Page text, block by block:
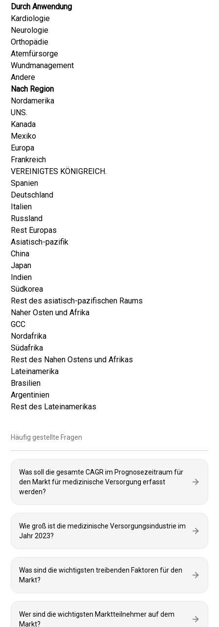
Durch Anwendung
Kardiologie
Neurologie
Orthopädie
Atemfürsorge
Wundmanagement
Andere
Nach Region
Nordamerika
UNS.
Kanada
Mexiko
Europa
Frankreich
VEREINIGTES KÖNIGREICH.
Spanien
Deutschland
Italien
Russland
Rest Europas
Asiatisch-pazifik
China
Japan
Indien
Südkorea
Rest des asiatisch-pazifischen Raums
Naher Osten und Afrika
GCC
Nordafrika
Südafrika
Rest des Nahen Ostens und Afrikas
Lateinamerika
Brasilien
Argentinien
Rest des Lateinamerikas
Häufig gestellte Fragen
Was soll die gesamte CAGR im Prognosezeitraum für
den Markt für medizinische Versorgung erfasst
werden?
Wie groß ist die medizinische Versorgungsindustrie im
Jahr 2023?
Was sind die wichtigsten treibenden Faktoren für den
Markt?
Wer sind die wichtigsten Marktteilnehmer auf dem
Markt?